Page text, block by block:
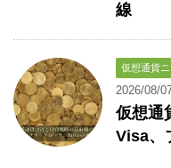
線
仮想通貨ニ
2026/08/
仮想通
Visa、